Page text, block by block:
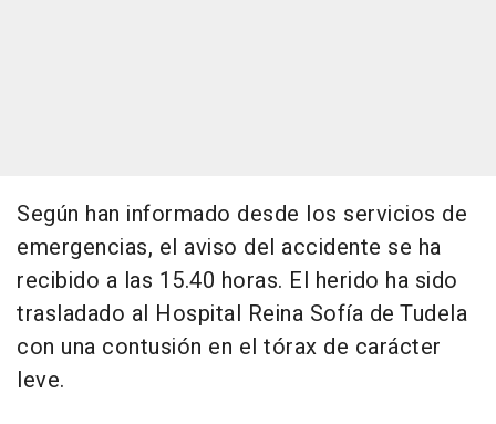
Según han informado desde los servicios de
emergencias, el aviso del accidente se ha
recibido a las 15.40 horas. El herido ha sido
trasladado al Hospital Reina Sofía de Tudela
con una contusión en el tórax de carácter
leve.